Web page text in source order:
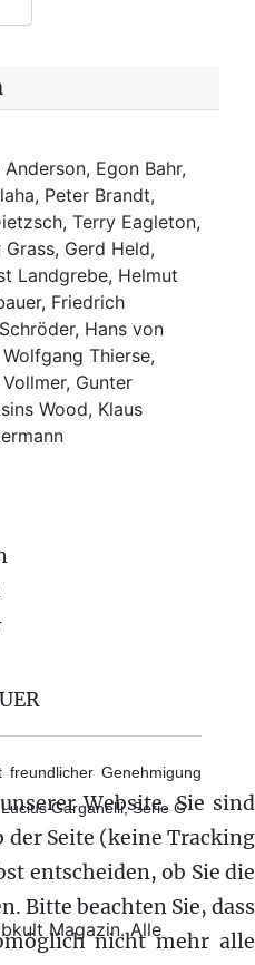
Egon Bahr,
Peter Brandt,
Terry Eagleton,
Gerd Held,
Landgrebe, Helmut
Friedrich
Hans von
Thierse,
Gunter
Wood, Klaus
freundlicher Genehmigung
Garganelli, Serie G
Magazin. Alle
Website. Sie sind
Seite (keine Tracking
entscheiden, ob Sie die
Bitte beachten Sie, dass
nicht mehr alle